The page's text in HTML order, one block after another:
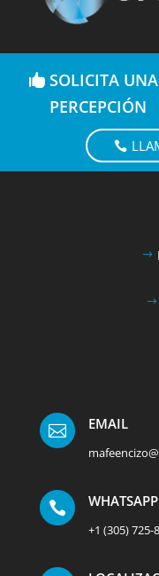
SOLICITA
PERCEPCIÓN
 EMAIL
 WHATSAPP
+1 (305) 725-